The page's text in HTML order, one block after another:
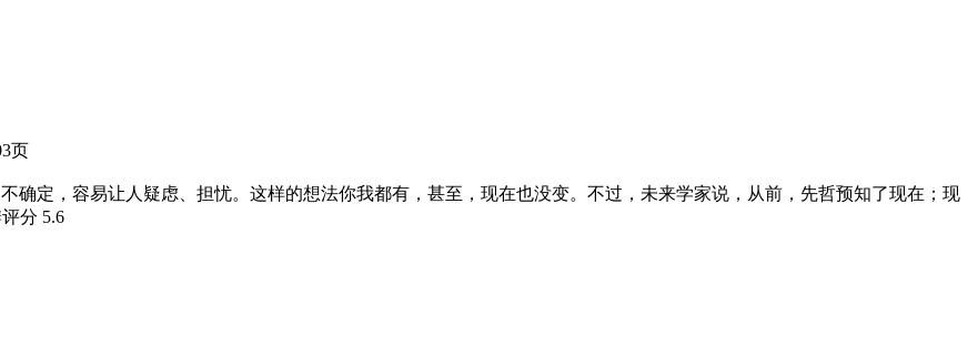
页
确定，容易让人疑虑、担忧。这样的想法你我都有，甚至，现在也没变。不过，未来学家说，从前，先哲预知了现在；现
分 5.6